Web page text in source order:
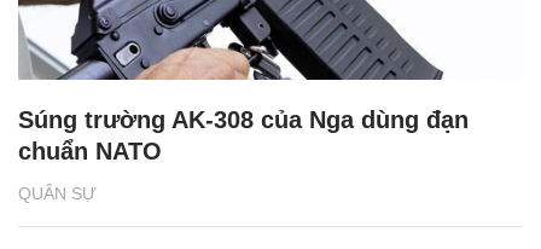
QUÂN SỰ
Súng trường AK-308 của Nga dùng đạn
chuẩn NATO